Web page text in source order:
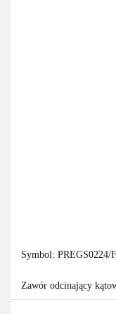
Symbol: PREGS0224/
Zawór odcinający